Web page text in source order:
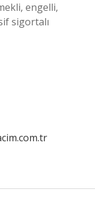
engelli,
sigortalı